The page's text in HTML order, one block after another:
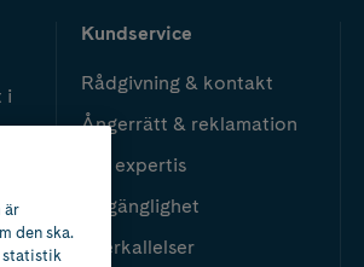
i
Kundservice
Rådgivning & kontakt
Ångerrätt & reklamation
Vår expertis
Tillgänglighet
Återkallelser
är
den ska.
statistik